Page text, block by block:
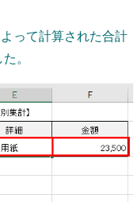
って計算された合計
。